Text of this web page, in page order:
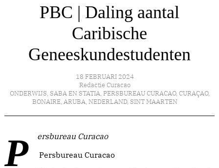
PBC | Daling aantal
Caribische
Geneeskundestudenten
18 FEBRUARI 2024
Redactie Curacao
ONDERWIJS, SABA EN STATIA, PERSBUREAU CURACAO, CURAÇAO,
BONAIRE, ARUBA, NEDERLAND, SINT MAARTEN
Persbureau Curacao
Persbureau Curacao